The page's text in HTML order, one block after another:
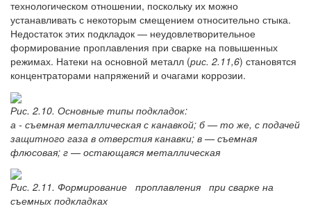
технологическом отношении, поскольку их можно
устанавливать с некоторым смещением относительно стыка.
Недостаток этих подкладок — неудовлетворительное
формирование проплавления при сварке на повышенных
режимах. Натеки на основной металл (рис. 2.11,6) становятся
концентраторами напряжений и очагами коррозии.
Рис. 2.10. Основные типы подкладок:
а - съемная металлическая с канавкой; б — то же, с подачей
защитного газа в отверстия канавки; в — съемная
флюсовая; г — остающаяся металлическая
Рис. 2.11. Формирование проплавления при сварке на
съемных подкладках